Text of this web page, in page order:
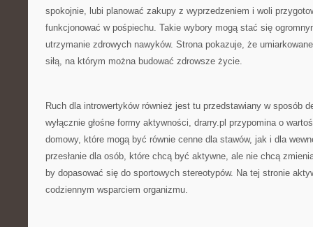
spokojnie, lubi planować zakupy z wyprzedzeniem i woli
funkcjonować w pośpiechu. Takie wybory mogą stać się
utrzymanie zdrowych nawyków. Strona pokazuje, że
siłą, na którym można budować zdrowsze życie.
Ruch dla introwertyków również jest tu przedstawiany w sposób
wyłącznie głośne formy aktywności, drarry.pl przypomina o
domowy, które mogą być równie cenne dla stawów, jak i dla
przesłanie dla osób, które chcą być aktywne, ale nie chcą
by dopasować się do sportowych stereotypów. Na tej stronie
codziennym wsparciem organizmu.